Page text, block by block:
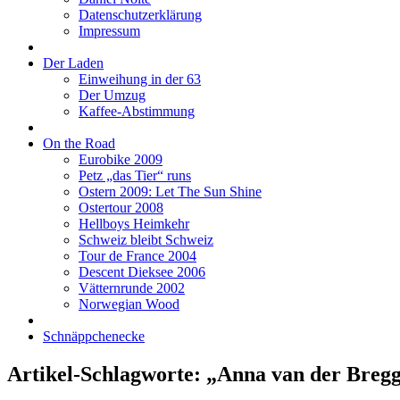
Datenschutzerklärung
Impressum
Der Laden
Einweihung in der 63
Der Umzug
Kaffee-Abstimmung
On the Road
Eurobike 2009
Petz „das Tier“ runs
Ostern 2009: Let The Sun Shine
Ostertour 2008
Hellboys Heimkehr
Schweiz bleibt Schweiz
Tour de France 2004
Descent Dieksee 2006
Vätternrunde 2002
Norwegian Wood
Schnäppchenecke
Artikel-Schlagworte: „Anna van der